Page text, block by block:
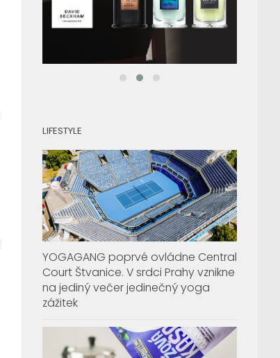
LIFESTYLE
YOGAGANG poprvé ovládne Central
Court Štvanice. V srdci Prahy vznikne
na jediný večer jedinečný yoga
zážitek